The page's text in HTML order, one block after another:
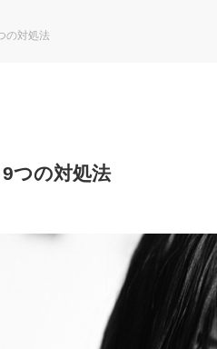
の対処法
つの対処法